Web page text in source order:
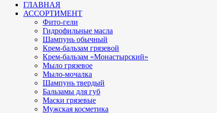
ГЛАВНАЯ
АССОРТИМЕНТ
Фито-гели
Гидрофильные масла
Шампунь обычный
Крем-бальзам грязевой
Крем-бальзам «Монастырский»
Мыло грязевое
Мыло-мочалка
Шампунь твердый
Бальзамы для губ
Маски грязевые
Мужская косметика